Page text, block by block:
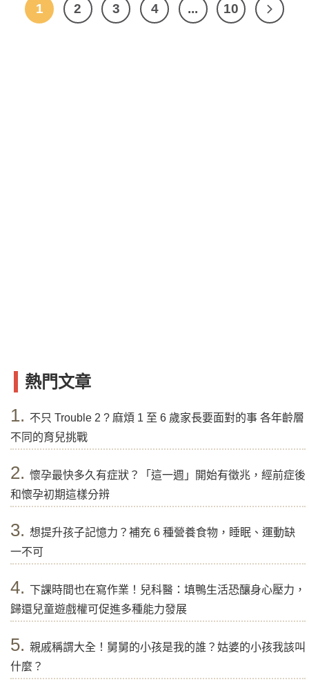
1 2 3 4 ... 10
熱門文章
1. 不只 Trouble 2 ? 麻煩 1 至 6 歲家長要面對的事 各年齡層
不同的育兒挑戰
2. 懷孕最快多久有症狀？「這一週」開始有徵兆，經前症後
和懷孕初期這樣分辨
3. 想提升孩子記憶力？補充 6 種營養食物，睡眠、運動缺
一不可
4. 下課時間也在寫作業！兒科醫：填鴨生活恐釀身心壓力，
歸還兒童遊戲權可促進多種能力發展
5. 親戚稱謂大全！舅舅的小孩是我的誰？姑婆的小孩我該叫
什麼？